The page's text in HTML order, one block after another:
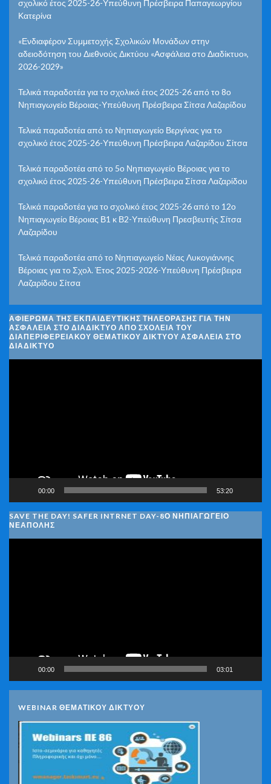
σχολικό έτος 2025-26-Υπεύθυνη Πρέσβειρα Παπαγεωργίου
Κατερίνα
«Ενδιαφέρον Συμμετοχής Σχολικών Μονάδων στην
αδειοδότηση του Διεθνούς Δικτύου «Ασφάλεια στο Διαδίκτυο»,
2026-2029»
Τελικά παραδοτέα για το σχολικό έτος 2025-26 από το 8ο
Νηπιαγωγείο Βέροιας-Υπεύθυνη Πρέσβειρα Σίτσα Λαζαρίδου
Τελικά παραδοτέα από το Νηπιαγωγείο Βεργίνας για το
σχολικό έτος 2025-26-Υπεύθυνη Πρέσβειρα Λαζαρίδου Σίτσα
Τελικά παραδοτέα από το 5ο Νηπιαγωγείο Βέροιας για το
σχολικό έτος 2025-26-Υπεύθυνη Πρέσβειρα Σίτσα Λαζαρίδου
Τελικά παραδοτέα για το σχολικό έτος 2025-26 από το 12ο
Νηπιαγωγείο Βέροιας Β1 κ Β2-Υπεύθυνη Πρεσβευτής Σίτσα
Λαζαρίδου
Τελικά παραδοτέα από το Νηπιαγωγείο Νέας Λυκογιάννης
Βέροιας για το Σχολ. Έτος 2025-2026-Υπεύθυνη Πρέσβειρα
Λαζαρίδου Σίτσα
ΑΦΙΈΡΩΜΑ ΤΗΣ ΕΚΠΑΙΔΕΥΤΙΚΉΣ ΤΗΛΕΌΡΑΣΗΣ ΓΙΑ ΤΗΝ
ΑΣΦΆΛΕΙΑ ΣΤΟ ΔΙΑΔΊΚΤΥΟ ΑΠΌ ΣΧΟΛΕΊΑ ΤΟΥ
ΔΙΑΠΕΡΙΦΕΡΕΙΑΚΟΎ ΘΕΜΑΤΙΚΟΎ ΔΙΚΤΎΟΥ ΑΣΦΆΛΕΙΑ ΣΤΟ
ΔΙΑΔΊΚΤΥΟ
00:00 53:20
SAVE THE DAY! SAFER INTRNET DAY-8Ο ΝΗΠΙΑΓΩΓΕΙΟ
ΝΕΑΠΟΛΗΣ
00:00 03:01
WEBINAR ΘΕΜΑΤΙΚΟΥ ΔΙΚΤΥΟΥ